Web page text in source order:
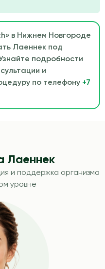
в Нижнем Новгороде
Лаеннек под
подробности
и
по телефону +7
Лаеннек
и поддержка организма
уровне